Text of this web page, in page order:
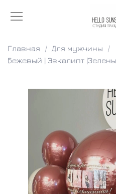
Главная
Для мужчины
Бежевый | Эвкалипт